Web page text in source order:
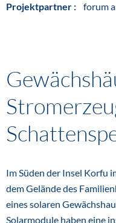
Projektpartner :
forum
Im Süden der Insel Korfu
dem Gelände des
eines solaren
Solarmodule haben eine